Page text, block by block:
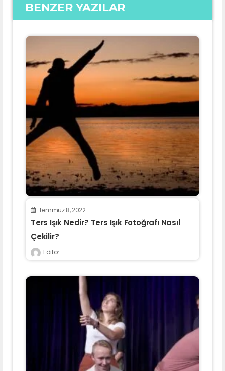
BENZER YAZILAR
Temmuz 8, 2022
Ters Işık Nedir? Ters Işık Fotoğrafı Nasıl
Çekilir?
Editor